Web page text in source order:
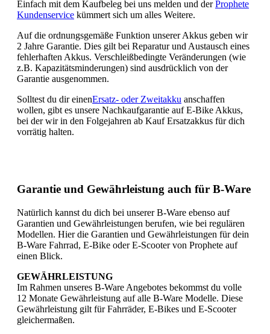
Einfach mit dem Kaufbeleg bei uns melden und derProphete
Kundenservice kümmert sich um alles Weitere.
Auf die ordnungsgemäße Funktion unserer Akkus geben wir
2 Jahre Garantie. Dies gilt bei Reparatur und Austausch eines
fehlerhaften Akkus. Verschleißbedingte Veränderungen (wie
z.B. Kapazitätsminderungen) sind ausdrücklich von der
Garantie ausgenommen.
Solltest du dir einenErsatz- oder Zweitakku anschaffen
wollen, gibt es unsere Nachkaufgarantie auf E-Bike Akkus,
bei der wir in den Folgejahren ab Kauf Ersatzakkus für dich
vorrätig halten.
Garantie und Gewährleistung auch für B-Ware
Natürlich kannst du dich bei unserer B-Ware ebenso auf
Garantien und Gewährleistungen berufen, wie bei regulären
Modellen. Hier die Garantien und Gewährleistungen für dein
B-Ware Fahrrad, E-Bike oder E-Scooter von Prophete auf
einen Blick.
GEWÄHRLEISTUNG
Im Rahmen unseres B-Ware Angebotes bekommst du volle
12 Monate Gewährleistung auf alle B-Ware Modelle. Diese
Gewährleistung gilt für Fahrräder, E-Bikes und E-Scooter
gleichermaßen.